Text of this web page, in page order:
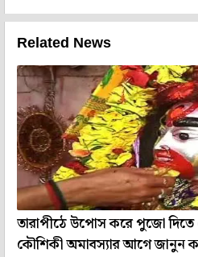
Related News
তারাপীঠে উপোস করে পুজো দিতে
কৌশিকী অমাবস্যার আগে জানুন